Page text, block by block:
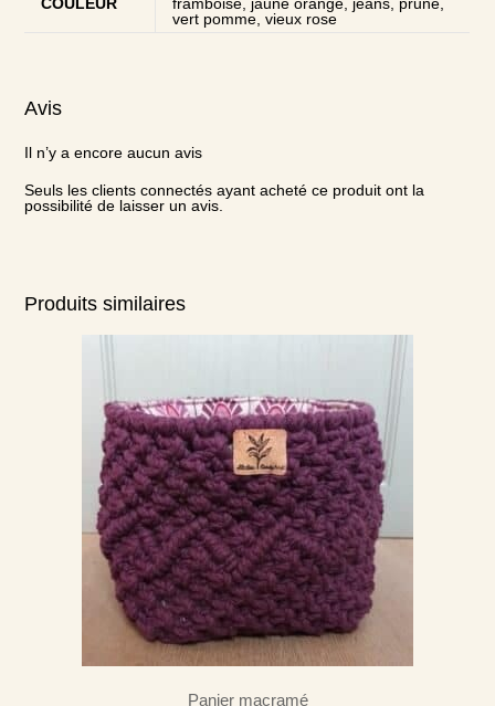
vert pomme, vieux rose
Avis
Il n’y a encore aucun avis
Seuls les clients connectés ayant acheté ce produit ont la
possibilité de laisser un avis.
Produits similaires
Panier macramé